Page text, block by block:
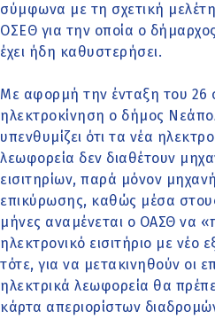
σύμφωνα με τη σχετική
ΟΣΕΘ για την οποία ο
έχει ήδη καθυστερήσει.
Με αφορμή την ένταξη του 26
ηλεκτροκίνηση ο δήμος
υπενθυμίζει ότι τα νέα
λεωφορεία δεν διαθέτουν
εισιτηρίων, παρά μόνον
επικύρωσης, καθώς μέσα
μήνες αναμένεται ο ΟΑΣΘ να
ηλεκτρονικό εισιτήριο με νέο
τότε, για να μετακινηθούν οι
ηλεκτρικά λεωφορεία θα
κάρτα απεριορίστων